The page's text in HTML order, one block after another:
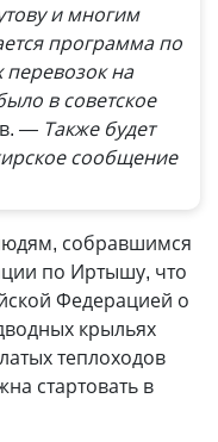
и многим
программа по
на
в советское
— Также будет
сообщение
собравшимся
по Иртышу, что
Федерацией о
крыльях
теплоходов
стартовать в